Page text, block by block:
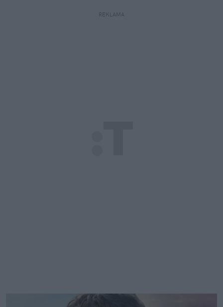
REKLAMA